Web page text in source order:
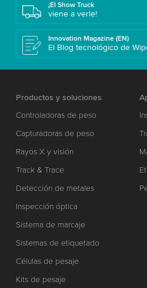
¡El Show Truck
viene a verle!
Innovation Magazine (EN)
El Blog tecnológico de
Productos y soluciones
Controladoras de peso
Capturadoras de peso
Rayos X y visión
Track & Trace
Detección de metales
Inspección óptica
Sistema de marcaje
Sistemas de etiquetado
Células de pesaje
Kits de pesaje